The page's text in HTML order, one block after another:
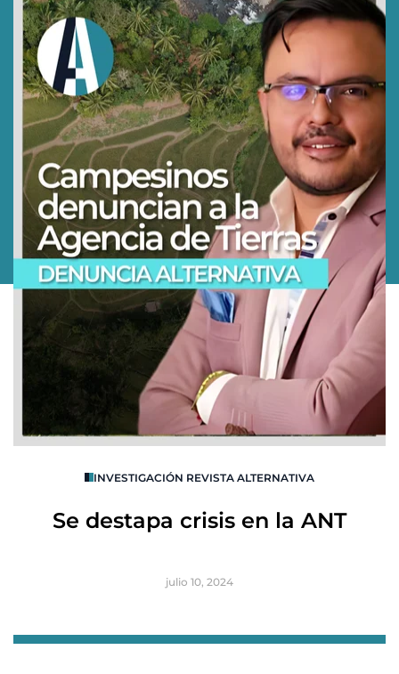
INVESTIGACIÓN REVISTA ALTERNATIVA
Se destapa crisis en la ANT
julio 10, 2024